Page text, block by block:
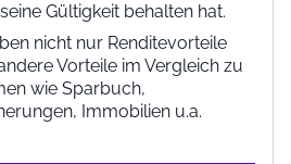
Gültigkeit behalten hat.
nicht nur Renditevorteile
Vorteile im Vergleich zu
wie Sparbuch,
Immobilien u.a.